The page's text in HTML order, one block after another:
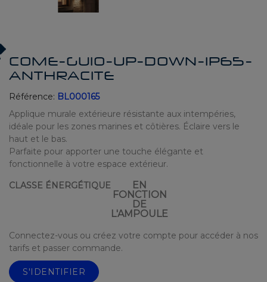
COME-GU10-UP-DOWN-IP65-
ANTHRACITE
Référence: BL000165
Applique murale extérieure résistante aux intempéries,
idéale pour les zones marines et côtières. Éclaire vers le
haut et le bas.
Parfaite pour apporter une touche élégante et
fonctionnelle à votre espace extérieur.
CLASSE ÉNERGÉTIQUE
EN
FONCTION
DE
L'AMPOULE
Connectez-vous ou créez votre compte pour accéder à nos
tarifs et passer commande.
S'IDENTIFIER